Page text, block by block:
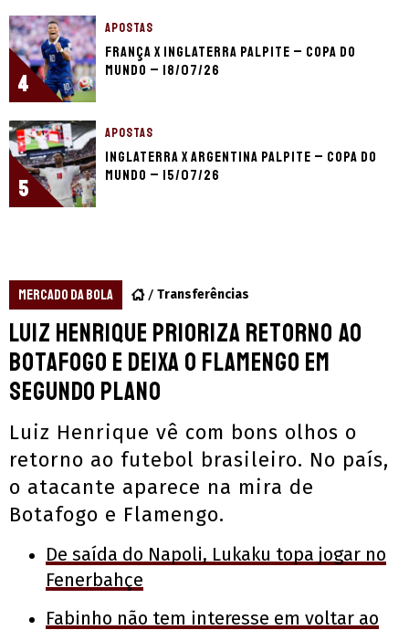
4
APOSTAS
França x Inglaterra palpite – Copa do
Mundo – 18/07/26
5
APOSTAS
Inglaterra x Argentina palpite – Copa do
Mundo – 15/07/26
MERCADO DA BOLA Transferências
Luiz Henrique prioriza retorno ao
Botafogo e deixa o Flamengo em
segundo plano
Luiz Henrique vê com bons olhos o
retorno ao futebol brasileiro. No país,
o atacante aparece na mira de
Botafogo e Flamengo.
De saída do Napoli, Lukaku topa jogar no
Fenerbahçe
Fabinho não tem interesse em voltar ao